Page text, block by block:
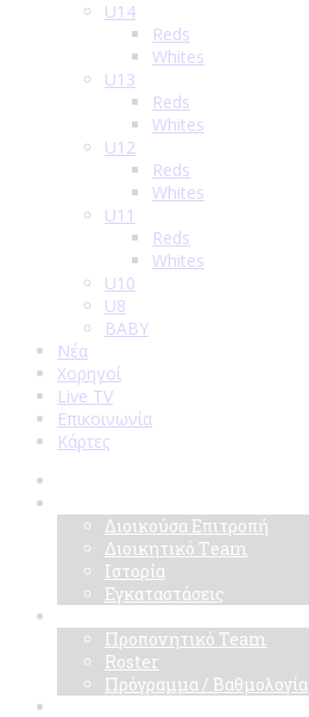
U14
Reds
Whites
U13
Reds
Whites
U12
Reds
Whites
U11
Reds
Whites
U10
U8
BABY
Νέα
Χορηγοί
Live TV
Επικοινωνία
Κάρτες
Διοικούσα Επιτροπή
Διοικητικό Τeam
Ιστορία
Εγκαταστάσεις
Προπονητικό Team
Roster
Πρόγραμμα / Βαθμολογία